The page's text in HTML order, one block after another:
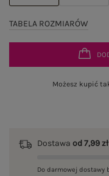
TABELA ROZMIARÓW
Możesz kupić
Dostawa od 7,99 zł
Do darmowej dostawy